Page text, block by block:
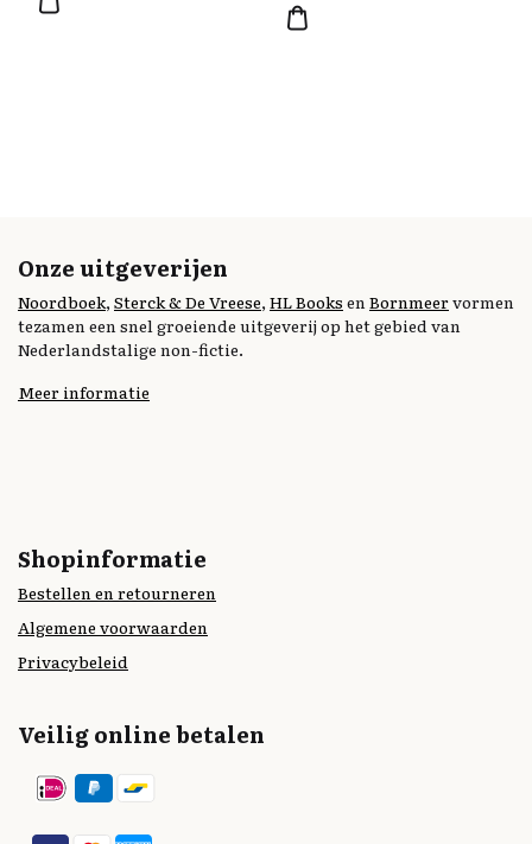
Onze uitgeverijen
Noordboek, Sterck & De Vreese, HL Books en Bornmeervormen
tezamen een snel groeiende uitgeverij op het gebied van
Nederlandstalige non-fictie.
Meer informatie
Shopinformatie
Bestellen en retourneren
Algemene voorwaarden
Privacybeleid
Veilig online betalen